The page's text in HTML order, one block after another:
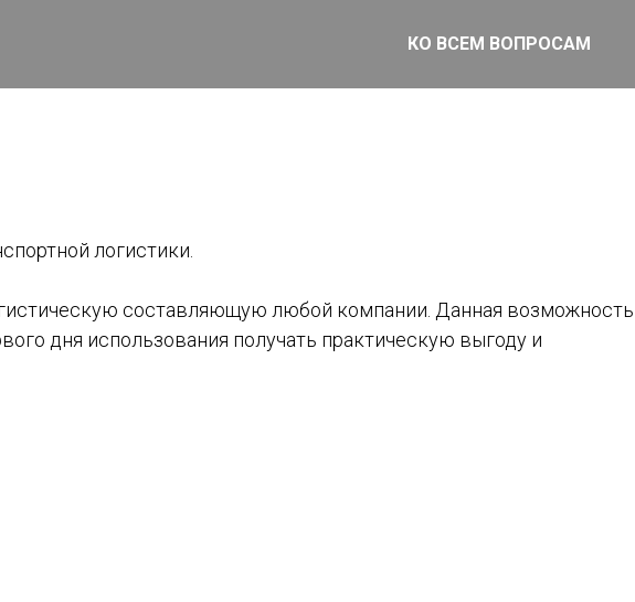
КО ВСЕМ ВОПРОСАМ
логистики.
составляющую любой компании. Данная возможность
дня использования получать практическую выгоду и